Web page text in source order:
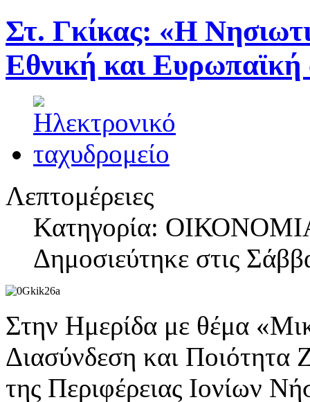
Στ. Γκίκας: «Η
Εθνική και Ευρωπαϊκή
Λεπτομέρειες
Κατηγορία:
Δημοσιεύτηκε στις
Στην Ημερίδα με θέμα
Διασύνδεση και Ποιότητα
της Περιφέρειας Ιονίων